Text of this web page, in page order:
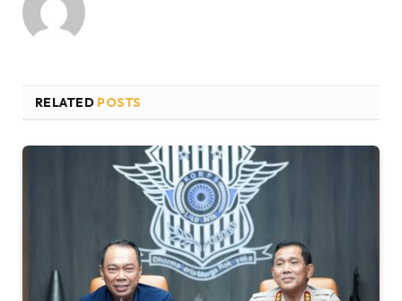
RELATED POSTS